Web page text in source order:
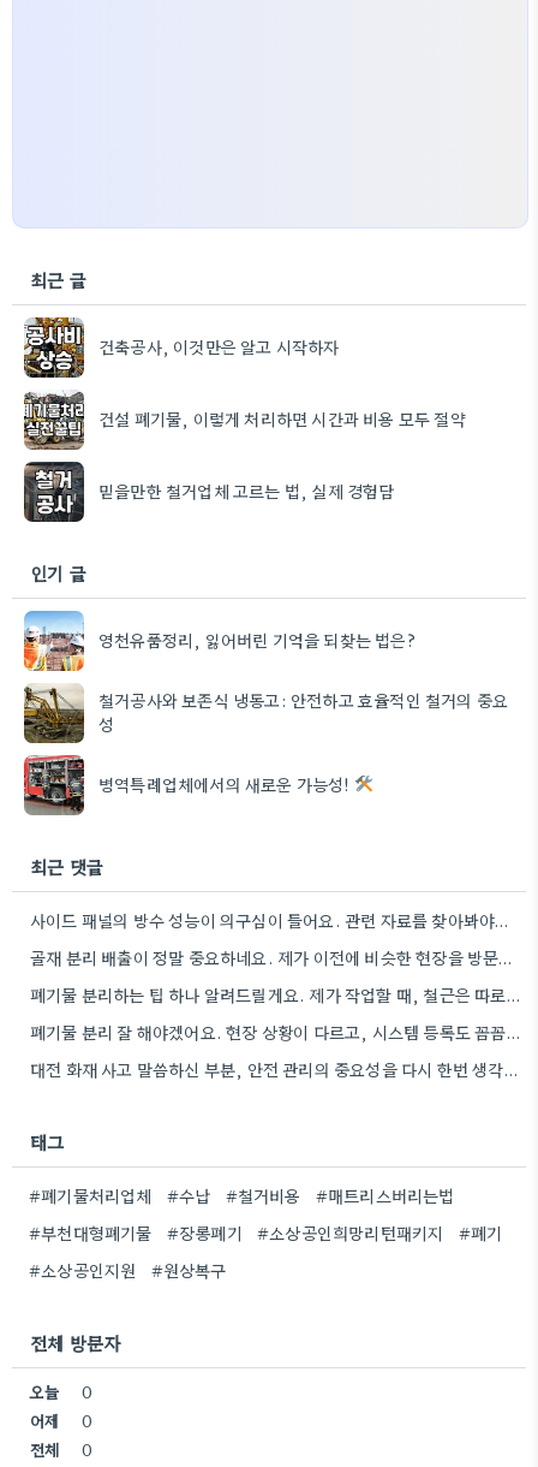
최근 글
건축공사, 이것만은 알고 시작하자
건설 폐기물, 이렇게 처리하면 시간과 비용 모두 절약
믿을만한 철거업체 고르는 법, 실제 경험담
인기 글
영천유품정리, 잃어버린 기억을 되찾는 법은?
철거공사와 보존식 냉동고: 안전하고 효율적인 철거의 중요
성
병역특례업체에서의 새로운 가능성!
최근 댓글
사이드 패널의 방수 성능이 의구심이 들어요. 관련 자료를 찾아봐야겠네요.
골재 분리 배출이 정말 중요하네요. 제가 이전에 비슷한 현장을 방문했을 때도 이렇게 철저하게 분류하지 않은…
폐기물 분리하는 팁 하나 알려드릴게요. 제가 작업할 때, 철근은 따로 모아두고 골재는 색깔별로 구분해서 보관했는데,…
폐기물 분리 잘 해야겠어요. 현장 상황이 다르고, 시스템 등록도 꼼꼼히 확인해야 하니까.
대전 화재 사고 말씀하신 부분, 안전 관리의 중요성을 다시 한번 생각하게 되네요. 특히 규모가 큰…
태그
#폐기물처리업체 #수납 #철거비용
#매트리스버리는법
#부천대형폐기물
#장롱폐기 #소상공인희망리턴패키지
#폐기
#소상공인지원
#원상복구
전체 방문자
오늘
0
어제
0
전체
0